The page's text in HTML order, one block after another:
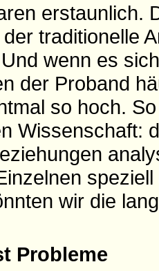
erstaunlich.
traditionelle
wenn es
der Proband
so hoch.
Wissenschaft:
wir die
Probleme